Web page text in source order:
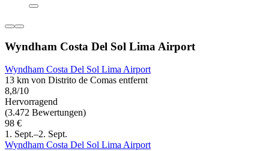
Wyndham Costa Del Sol Lima Airport
Wyndham Costa Del Sol Lima Airport
13 km von Distrito de Comas entfernt
8,8/10
Hervorragend
(3.472 Bewertungen)
98 €
1. Sept.–2. Sept.
Wyndham Costa Del Sol Lima Airport